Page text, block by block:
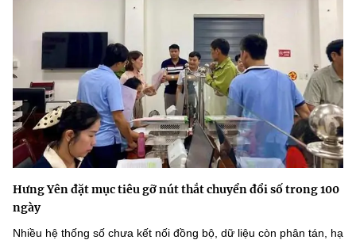
Hưng Yên đặt mục tiêu gỡ nút thắt chuyển đổi số trong 100
ngày
Nhiều hệ thống số chưa kết nối đồng bộ, dữ liệu còn phân tán, hạ